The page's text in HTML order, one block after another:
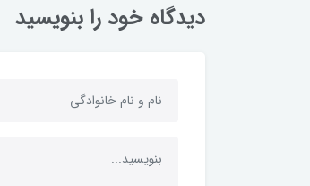
دیدگاه خود را بنویسید